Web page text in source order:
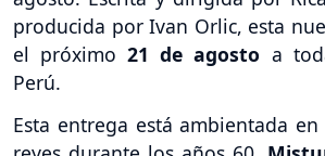
producida por Ivan Orlic, esta
el próximo21 de agosto a
Perú.
Esta entrega está ambientada